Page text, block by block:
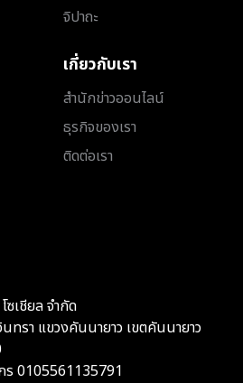
จิปาถะ
เกี่ยวกับเรา
สำนักข่าวออนไลน์
ธุรกิจของเรา
ติดต่อเรา
เชียล จำกัด
รา แขวงคันนายาว เขตคันนายาว
ร 0105561135791